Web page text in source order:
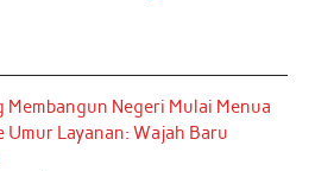
Membangun Negeri Mulai Menua
Umur Layanan: Wajah Baru